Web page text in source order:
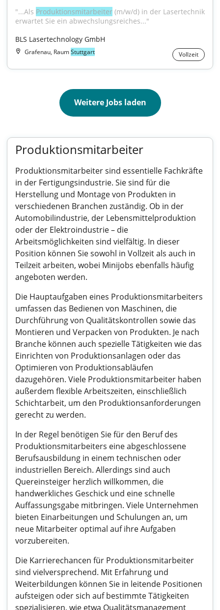
"...Als Produktionsmitarbeiter (m/w/d) in der Lasertechnik
erwartet Sie ein abwechslungsreiches..."
BLS Lasertechnology GmbH
Grafenau, RaumStuttgart Vollzeit
Weitere Jobs laden
Produktionsmitarbeiter
Produktionsmitarbeiter sind essentielle Fachkräfte
in der Fertigungsindustrie. Sie sind für die
Herstellung und Montage von Produkten in
verschiedenen Branchen zuständig. Ob in der
Automobilindustrie, der Lebensmittelproduktion
oder der Elektroindustrie – die
Arbeitsmöglichkeiten sind vielfältig. In dieser
Position können Sie sowohl in Vollzeit als auch in
Teilzeit arbeiten, wobei Minijobs ebenfalls häufig
angeboten werden.
Die Hauptaufgaben eines Produktionsmitarbeiters
umfassen das Bedienen von Maschinen, die
Durchführung von Qualitätskontrollen sowie das
Montieren und Verpacken von Produkten. Je nach
Branche können auch spezielle Tätigkeiten wie das
Einrichten von Produktionsanlagen oder das
Optimieren von Produktionsabläufen
dazugehören. Viele Produktionsmitarbeiter haben
außerdem flexible Arbeitszeiten, einschließlich
Schichtarbeit, um den Produktionsanforderungen
gerecht zu werden.
In der Regel benötigen Sie für den Beruf des
Produktionsmitarbeiters eine abgeschlossene
Berufsausbildung in einem technischen oder
industriellen Bereich. Allerdings sind auch
Quereinsteiger herzlich willkommen, die
handwerkliches Geschick und eine schnelle
Auffassungsgabe mitbringen. Viele Unternehmen
bieten Einarbeitungen und Schulungen an, um
neue Mitarbeiter optimal auf ihre Aufgaben
vorzubereiten.
Die Karrierechancen für Produktionsmitarbeiter
sind vielversprechend. Mit Erfahrung und
Weiterbildungen können Sie in leitende Positionen
aufsteigen oder sich auf bestimmte Tätigkeiten
spezialisieren, wie etwa Qualitätsmanagement